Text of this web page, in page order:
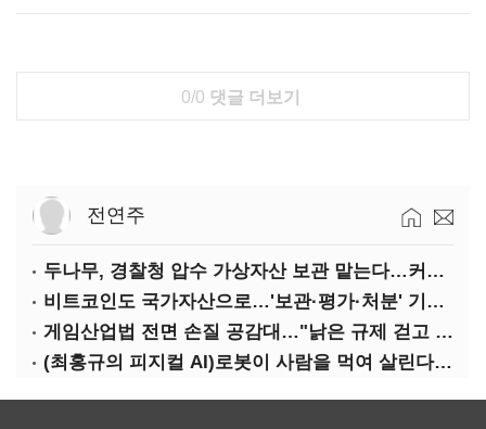
0/0 댓글 더보기
전연주
두나무, 경찰청 압수 가상자산 보관 맡는다…커스터디 사업 최종 낙찰
비트코인도 국가자산으로…'보관·평가·처분' 기준은 숙제
게임산업법 전면 손질 공감대…"낡은 규제 걷고 안전장치 촘촘히 해야"
(최홍규의 피지컬 AI)로봇이 사람을 먹여 살린다, 그런데 언제 먹여야 할지는 모른다